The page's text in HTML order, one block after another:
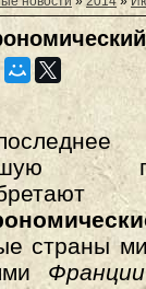
страны